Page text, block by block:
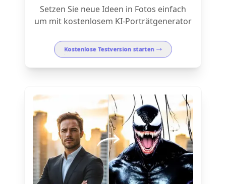
Setzen Sie neue Ideen in Fotos einfach
um mit kostenlosem KI-Porträtgenerator
Kostenlose Testversion starten